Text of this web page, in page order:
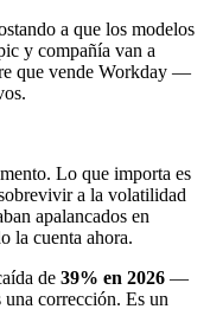
a que los modelos
y compañía van a
que vende Workday —
Lo que importa es
a la volatilidad
apalancados en
la cuenta ahora.
de 39% en 2026 —
corrección. Es un